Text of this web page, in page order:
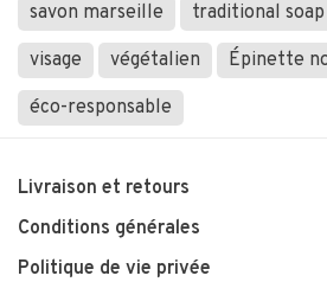
savon marseille
traditional soap
visage
végétalien
Épinette
éco-responsable
Livraison et retours
Conditions générales
Politique de vie privée